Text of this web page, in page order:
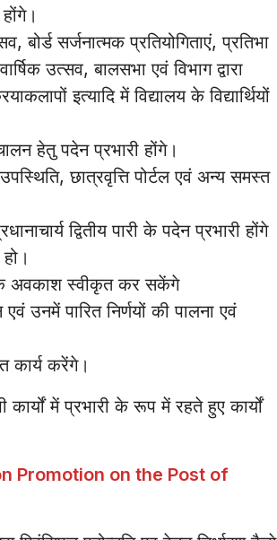
बोर्ड सर्जनात्मक प्रतियोगिताएं, प्रतिभा
उत्सव, बालसभा एवं विभाग द्वारा
इत्यादि में विद्यालय के विद्यार्थियों
हेतु पदेन प्रभारी होंगे।
छात्रवृत्ति पोर्टल एवं अन्य समस्त
द्वितीय पारी के पदेन प्रभारी होंगे
अवकाश स्वीकृत कर सकेंगे
पारित निर्णयों की पालना एवं
कार्य करेंगे।
में प्रभारी के रूप में रहते हुए कार्यों
on Promotion on the Post of